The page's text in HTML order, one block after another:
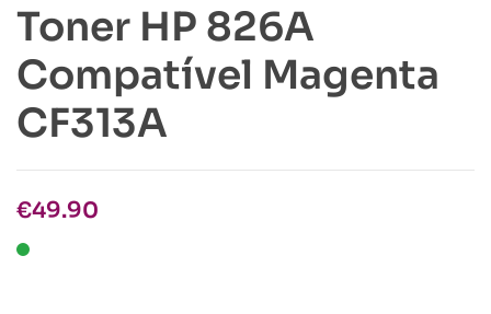
Toner HP 826A
Compatível Magenta
CF313A
€49.90